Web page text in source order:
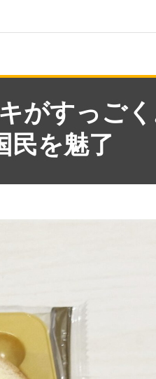
がすっご
民を魅了